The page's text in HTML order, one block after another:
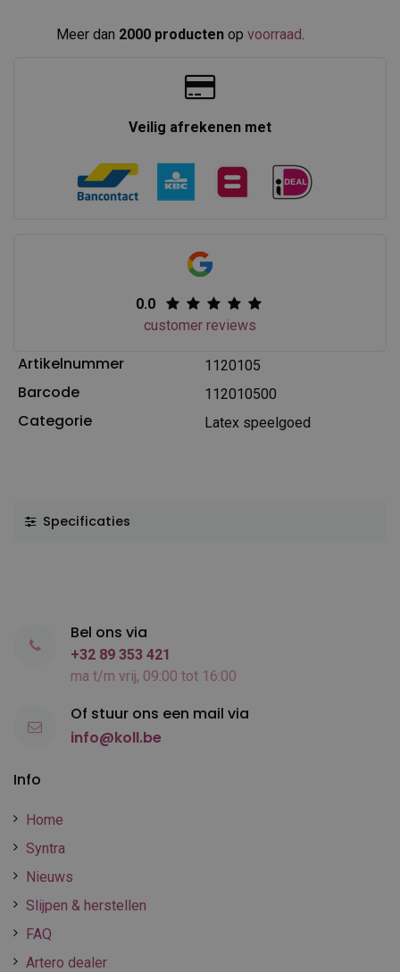
Meer dan 2000 producten op voorraad
Veilig afrekenen met
0.0
customer reviews
Artikelnummer 1120105
Barcode 112010500
Categorie Latex speelgoed
Specificaties
Info
Home
Syntra
Nieuws
Slijpen & herstellen
FAQ
Artero dealer
Bel ons via
+32 89 353 421
ma t/m vrij, 09:00 tot 16:00
Of stuur ons een mail via
info@koll.be